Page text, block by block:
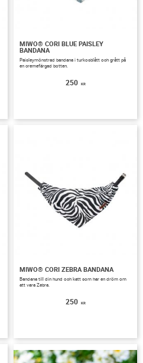
MIWO® CORI BLUE PAISLEY
BANDANA
Paisleymönstrad bandana i turkosblått och grått på
en cremefärgad botten.
250 KR
MIWO® CORI ZEBRA BANDANA
Bandana till din hund och katt som har en dröm om
att vara Zebra.
250 KR